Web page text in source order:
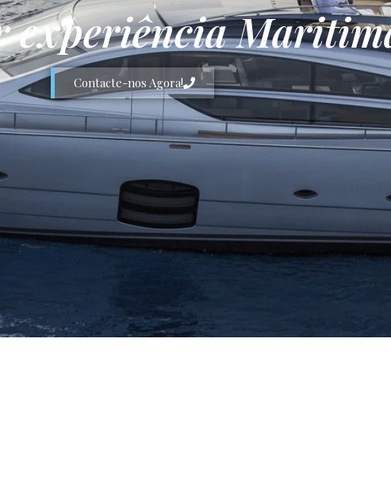
experiência
Contacte-nos Agora!